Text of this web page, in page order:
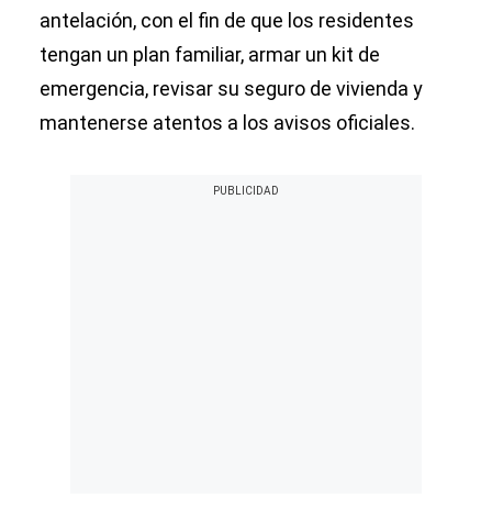
antelación, con el fin de que los residentes
tengan un plan familiar, armar un kit de
emergencia, revisar su seguro de vivienda y
mantenerse atentos a los avisos oficiales.